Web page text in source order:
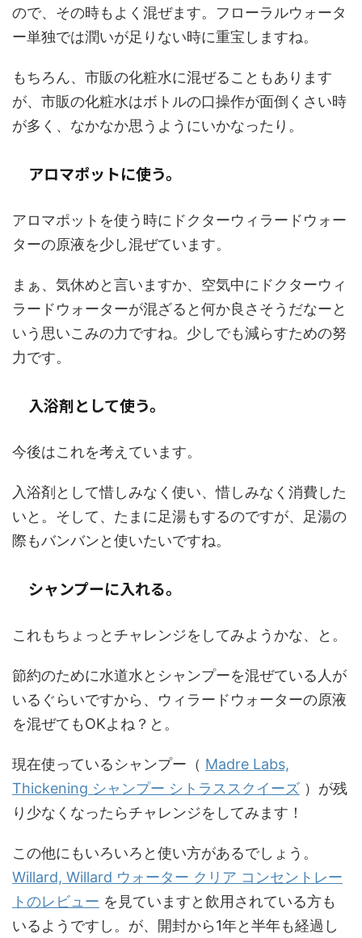
ので、その時もよく混ぜます。フローラルウォータ
ー単独では潤いが足りない時に重宝しますね。
もちろん、市販の化粧水に混ぜることもあります
が、市販の化粧水はボトルの口操作が面倒くさい時
が多く、なかなか思うようにいかなったり。
アロマポットに使う。
アロマポットを使う時にドクターウィラードウォー
ターの原液を少し混ぜています。
まぁ、気休めと言いますか、空気中にドクターウィ
ラードウォーターが混ざると何か良さそうだなーと
いう思いこみの力ですね。少しでも減らすための努
力です。
入浴剤として使う。
今後はこれを考えています。
入浴剤として惜しみなく使い、惜しみなく消費した
いと。そして、たまに足湯もするのですが、足湯の
際もバンバンと使いたいですね。
シャンプーに入れる。
これもちょっとチャレンジをしてみようかな、と。
節約のために水道水とシャンプーを混ぜている人が
いるぐらいですから、ウィラードウォーターの原液
を混ぜてもOKよね？と。
現在使っているシャンプー（ Madre Labs,
Thickening シャンプー シトラススクイーズ ）が残
り少なくなったらチャレンジをしてみます！
この他にもいろいろと使い方があるでしょう。
Willard, Willard ウォーター クリア コンセントレー
トのレビュー を見ていますと飲用されている方も
いるようですし。が、開封から1年と半年も経過し